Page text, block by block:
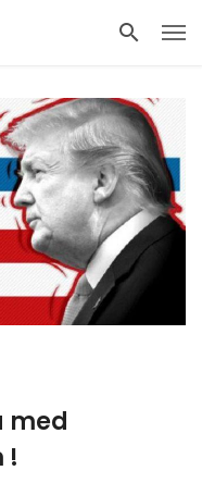
med
!